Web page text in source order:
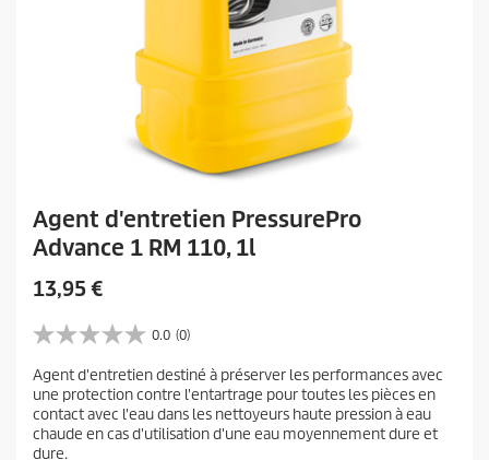
Agent d'entretien PressurePro
Advance 1 RM 110, 1l
P
i
a
c
t
13,95 €
0.0 (0)
0
0
s
u
r
Agent d'entretien destiné à préserver les performances avec
une protection contre l'entartrage pour toutes les pièces en
contact avec l'eau dans les nettoyeurs haute pression à eau
chaude en cas d'utilisation d'une eau moyennement dure et
dure.